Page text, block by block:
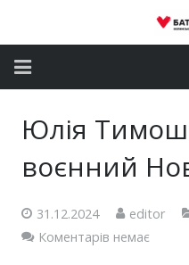
Депутатський корпус
Юлія
воєнний
31.12.2024 editor
Коментарів немає